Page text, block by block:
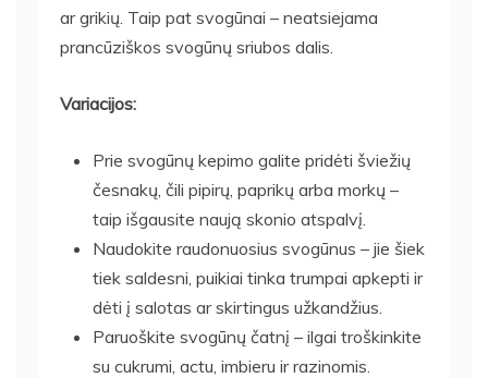
ar grikių. Taip pat svogūnai – neatsiejama
prancūziškos svogūnų sriubos dalis.
Variacijos:
Prie svogūnų kepimo galite pridėti šviežių
česnakų, čili pipirų, paprikų arba morkų –
taip išgausite naują skonio atspalvį.
Naudokite raudonuosius svogūnus – jie šiek
tiek saldesni, puikiai tinka trumpai apkepti ir
dėti į salotas ar skirtingus užkandžius.
Paruoškite svogūnų čatnį – ilgai troškinkite
su cukrumi, actu, imbieru ir razinomis.